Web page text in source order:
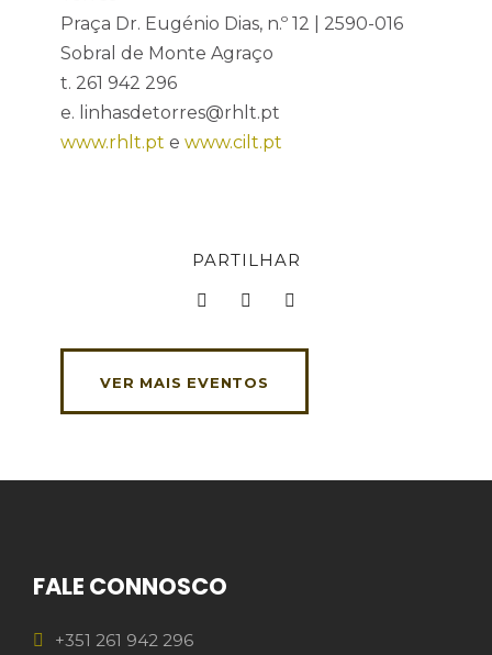
Praça Dr. Eugénio Dias, n.º 12 | 2590-016
Sobral de Monte Agraço
t. 261 942 296
e. linhasdetorres@rhlt.pt
www.rhlt.pt e www.cilt.pt
PARTILHAR
VER MAIS EVENTOS
FALE CONNOSCO
+351 261 942 296